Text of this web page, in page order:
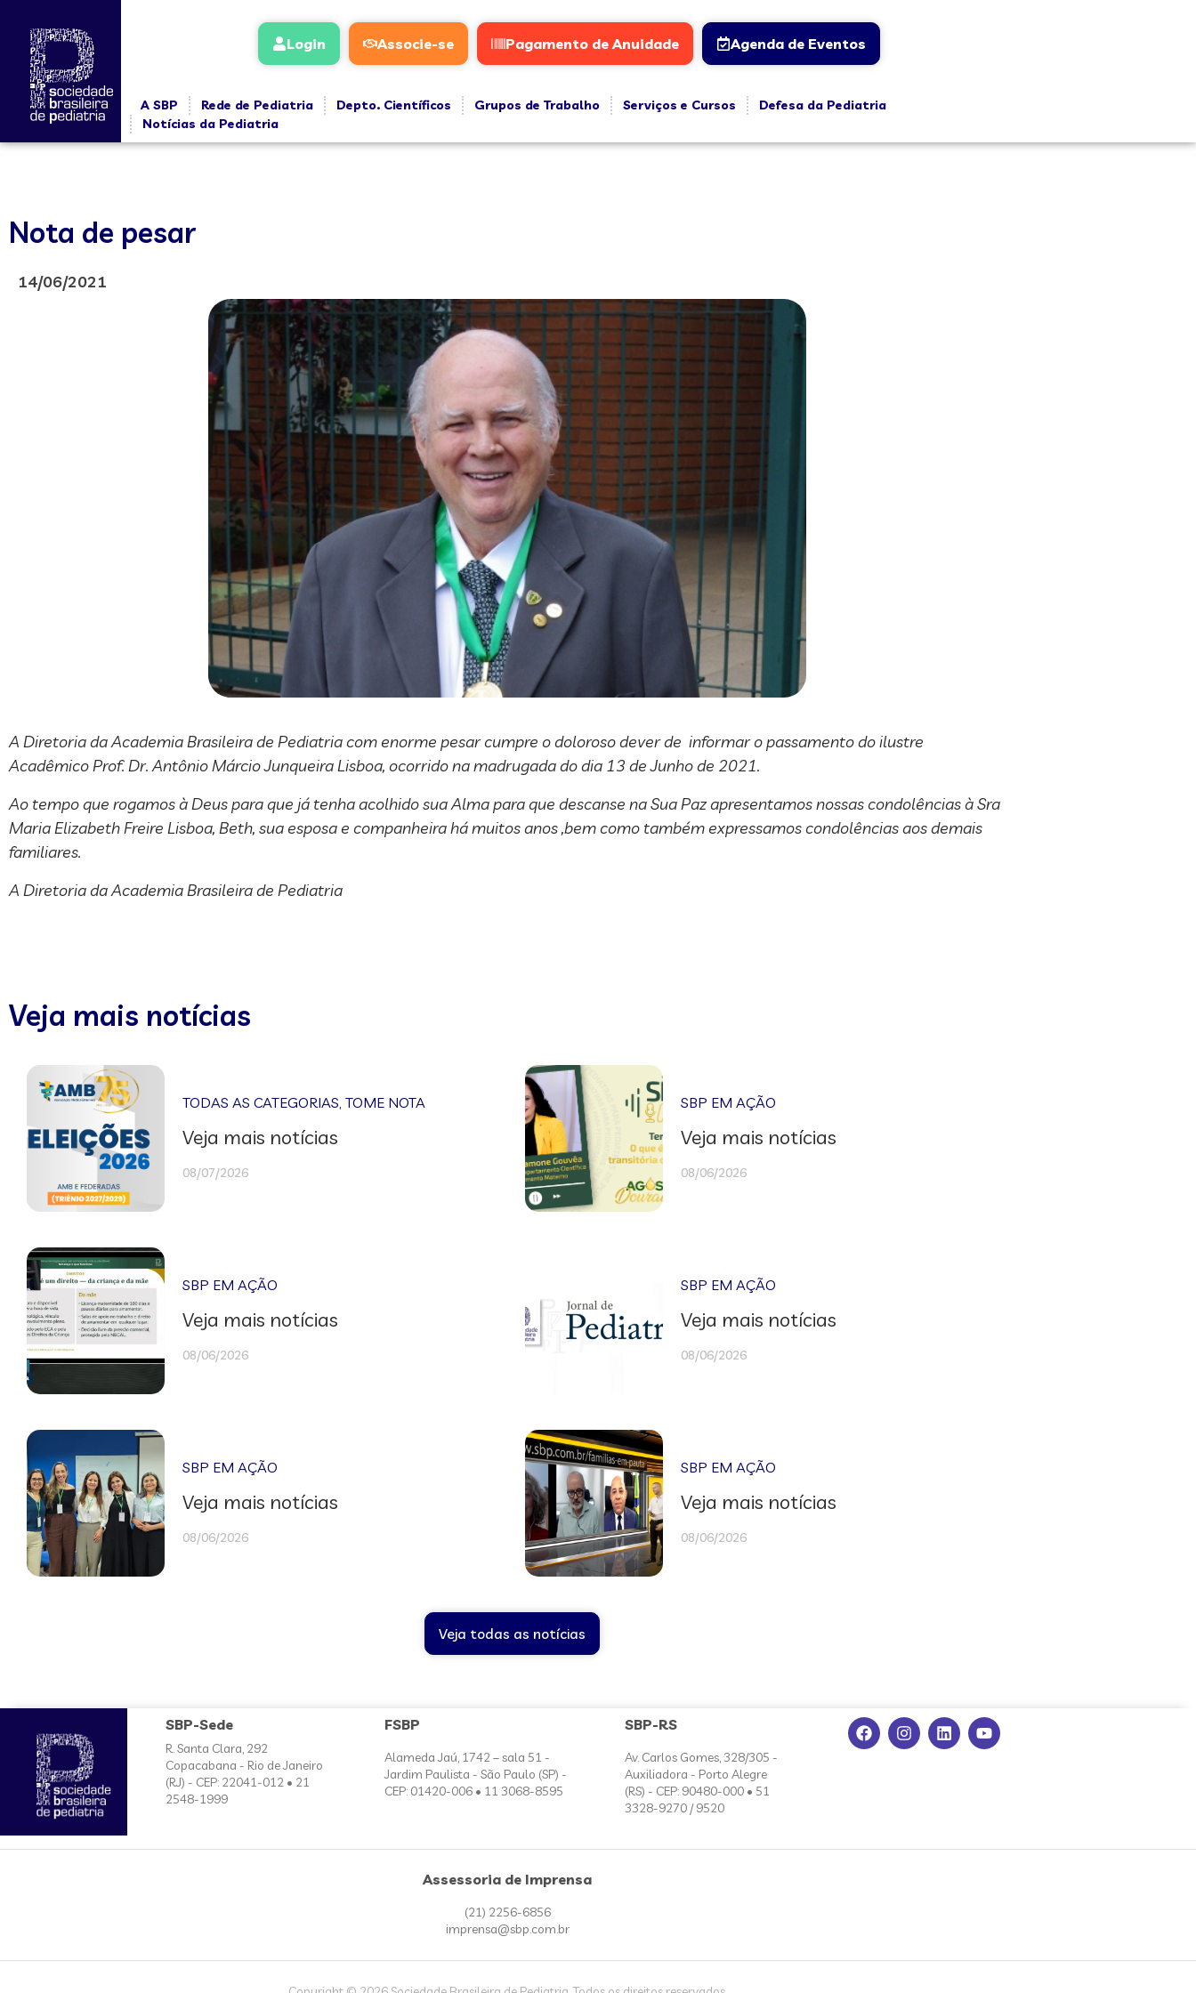
Login Associe-se Pagamento de Anuidade Agenda de Eventos
A SBP Rede de Pediatria Depto. Científicos Grupos de Trabalho Serviços e Cursos
Defesa da Pediatria
Notícias da Pediatria
Nota de pesar
14/06/2021
A Diretoria da Academia Brasileira de Pediatria com enorme pesar cumpre o doloroso dever de informar o passamento do ilustre
Acadêmico Prof. Dr. Antônio Márcio Junqueira Lisboa, ocorrido na madrugada do dia 13 de Junho de 2021.
Ao tempo que rogamos à Deus para que já tenha acolhido sua Alma para que descanse na Sua Paz apresentamos nossas condolências à Sra
Maria Elizabeth Freire Lisboa, Beth, sua esposa e companheira há muitos anos ,bem como também expressamos condolências aos demais
familiares.
A Diretoria da Academia Brasileira de Pediatria
Veja mais notícias
TODAS AS CATEGORIAS,TOME NOTA
Veja mais notícias
08/07/2026
SBP EM AÇÃO
Veja mais notícias
08/06/2026
SBP EM AÇÃO
Veja mais notícias
08/06/2026
SBP EM AÇÃO
Veja mais notícias
08/06/2026
SBP EM AÇÃO
Veja mais notícias
08/06/2026
SBP EM AÇÃO
Veja mais notícias
08/06/2026
Veja todas as notícias
SBP-Sede
R. Santa Clara, 292
Copacabana - Rio de Janeiro
(RJ) - CEP: 22041-012 • 21
2548-1999
FSBP
Alameda Jaú, 1742 – sala 51 -
Jardim Paulista - São Paulo (SP) -
CEP: 01420-006 • 11 3068-8595
SBP-RS
Av. Carlos Gomes, 328/305 -
Auxiliadora - Porto Alegre
(RS) - CEP: 90480-000 • 51
3328-9270 / 9520
Assessoria de Imprensa
(21) 2256-6856
imprensa@sbp.com.br